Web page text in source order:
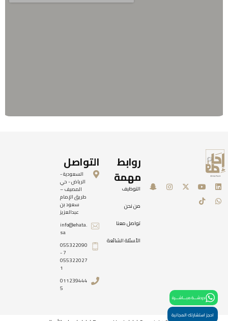
إحاطة
روابط
مهمة
التوظيف
من نحن
تواصل معنا
الأسئلة الشائعة
التواصل
السعودية -
الرياض - حي
المصيف –
طريق الإمام
سعود بن
عبدالعزيز
info@ehata.
sa
055322090
7 -
055322027
1
011239444
5
دردشـــة مبـــاشـــرة
احجز استشارتك المجانية